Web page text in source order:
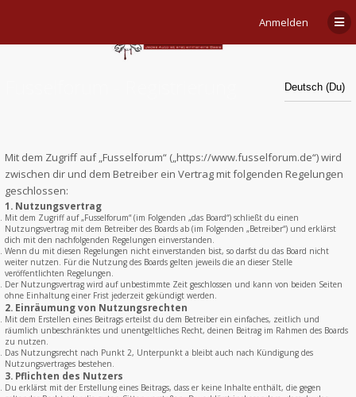
Anmelden
Mit dem Zugriff auf „Fusselforum“ („https://www.fusselforum.de“) wird
zwischen dir und dem Betreiber ein Vertrag mit folgenden Regelungen
geschlossen:
1. Nutzungsvertrag
Mit dem Zugriff auf „Fusselforum“ (im Folgenden „das Board“) schließt du einen
Nutzungsvertrag mit dem Betreiber des Boards ab (im Folgenden „Betreiber“) und erklärst
dich mit den nachfolgenden Regelungen einverstanden.
Wenn du mit diesen Regelungen nicht einverstanden bist, so darfst du das Board nicht
weiter nutzen. Für die Nutzung des Boards gelten jeweils die an dieser Stelle
veröffentlichten Regelungen.
Der Nutzungsvertrag wird auf unbestimmte Zeit geschlossen und kann von beiden Seiten
ohne Einhaltung einer Frist jederzeit gekündigt werden.
2. Einräumung von Nutzungsrechten
Mit dem Erstellen eines Beitrags erteilst du dem Betreiber ein einfaches, zeitlich und
räumlich unbeschränktes und unentgeltliches Recht, deinen Beitrag im Rahmen des Boards
zu nutzen.
Das Nutzungsrecht nach Punkt 2, Unterpunkt a bleibt auch nach Kündigung des
Nutzungsvertrages bestehen.
3. Pflichten des Nutzers
Du erklärst mit der Erstellung eines Beitrags, dass er keine Inhalte enthält, die gegen